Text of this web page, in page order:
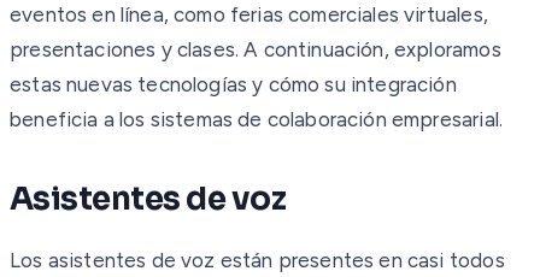
eventos en línea, como ferias comerciales virtuales,
presentaciones y clases. A continuación, exploramos
estas nuevas tecnologías y cómo su integración
beneficia a los sistemas de colaboración empresarial.
Asistentes de voz
Los asistentes de voz están presentes en casi todos